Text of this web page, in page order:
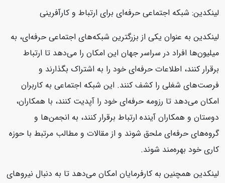
لینکدین: شبکه اجتماعی حرفه‌ای برای ارتباط و کارآفرینی
لینکدین به عنوان یکی از بزرگترین شبکه‌های اجتماعی حرفه‌ای، به
میلیون‌ها افراد در سراسر جهان این امکان را می‌دهد تا ارتباط
برقرار کنند، اطلاعات حرفه‌ای خود را به اشتراک بگذارند و
فرصت‌های شغلی را کشف کنند. این شبکه اجتماعی به کاربران
امکان می‌دهد تا رزومه حرفه‌ای خود را آپدیت کنند، با همکاران،
دوستان و همکاران آینده ارتباط برقرار کنند، به انجمن‌ها و
گروه‌های حرفه‌ای ملحق شوند و از مقالات و مطالب مرتبط با حوزه
کاری خود بهره‌مند شوند.
لینکدین همچنین به کارفرمایان امکان می‌دهد تا به دنبال نیروهای